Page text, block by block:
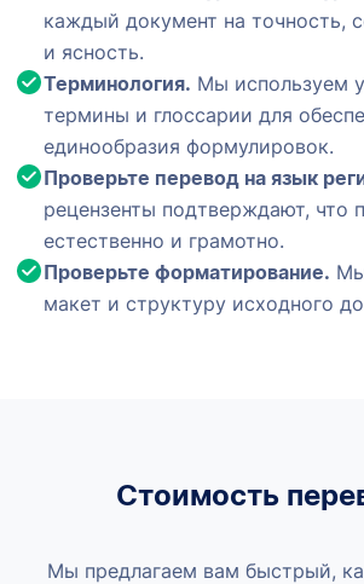
каждый документ на точность,
и ясность.
Терминология. Мы используем
термины и глоссарии для
единообразия формулировок.
Проверьте перевод на язык
рецензенты подтверждают, что
естественно и грамотно.
Проверьте форматирование.
макет и структуру исходного
Стоимость
Мы предлагаем вам быстрый,